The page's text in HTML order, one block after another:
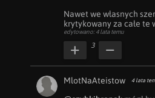
Nawet we własnych
krytykowany za całe te
edytowano: 4 lata temu
3
MlotNaAteistow 4 lata